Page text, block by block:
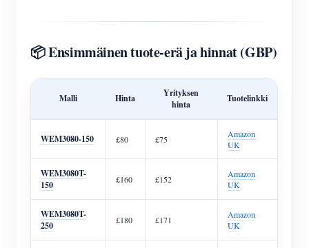
PV-lämmittimen ohjausjärjestelmä
Tehdasenergian valvonta
Tuotteen pika-aloitus
Asiakirja
Opetusvideo
FAQ
Uutiset
Blogit
Yhteisö
Kehittäjä
Palkinto-ohjelma
Meistä
📦 Ensimmäinen tuote-erä ja hinnat (GBP)
Malli Hinta
Yrityksen
hinta
Tuotelinkki
WEM3080-150 £80 £75
Amazon
UK
WEM3080T-
150
£160 £152
Amazon
UK
WEM3080T-
250
£180 £171
Amazon
UK